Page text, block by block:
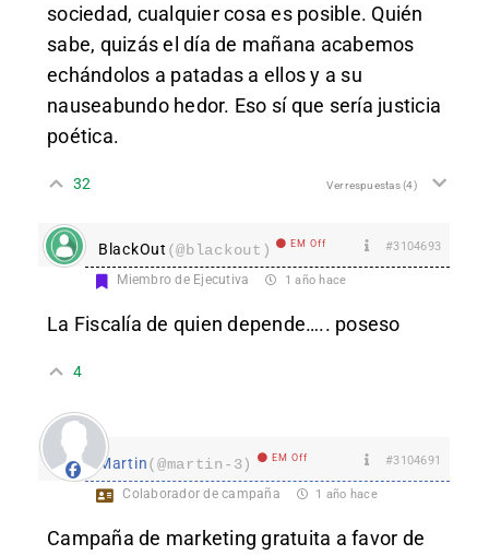
sociedad, cualquier cosa es posible. Quién
sabe, quizás el día de mañana acabemos
echándolos a patadas a ellos y a su
nauseabundo hedor. Eso sí que sería justicia
poética.
32 Ver respuestas(4)
BlackOut (@blackout) EM Off #3104693
Miembro de Ejecutiva 1 año hace
La Fiscalía de quien depende….. poseso
4
Martin(@martin-3) EM Off #3104691
Colaborador de campaña 1 año hace
Campaña de marketing gratuita a favor de